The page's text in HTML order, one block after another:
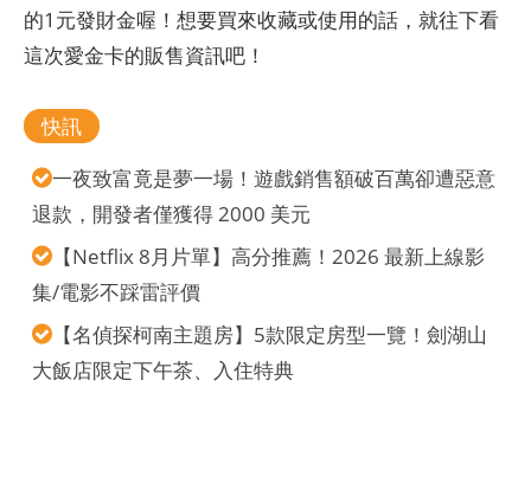
的1元發財金喔！想要買來收藏或使用的話，就往下看
這次愛金卡的販售資訊吧！
快訊
一夜致富竟是夢一場！遊戲銷售額破百萬卻遭惡意
退款，開發者僅獲得 2000 美元
【Netflix 8月片單】高分推薦！2026 最新上線影
集/電影不踩雷評價
【名偵探柯南主題房】5款限定房型一覽！劍湖山
大飯店限定下午茶、入住特典